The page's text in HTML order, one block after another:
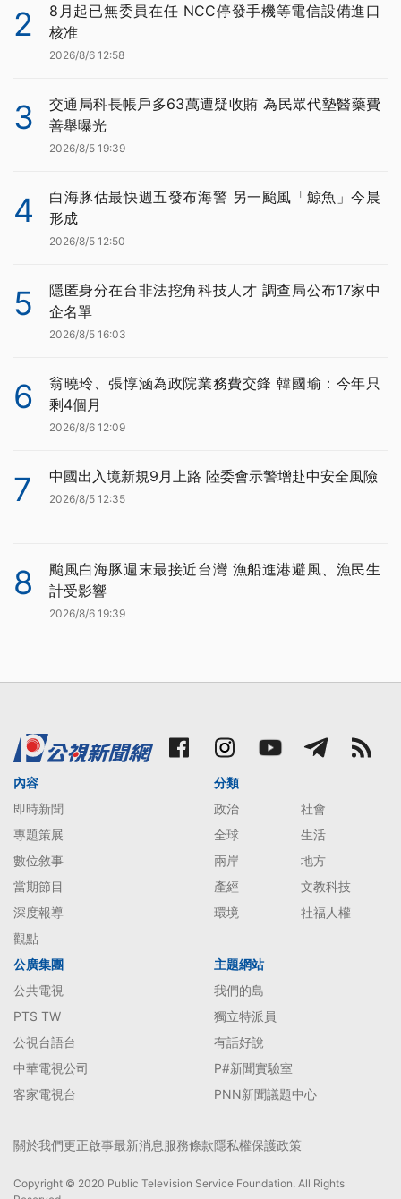
2
8月起已無委員在任 NCC停發手機等電信設備進口
核准
2026/8/6 12:58
3
交通局科長帳戶多63萬遭疑收賄 為民眾代墊醫藥費
善舉曝光
2026/8/5 19:39
4
白海豚估最快週五發布海警 另一颱風「鯨魚」今晨
形成
2026/8/5 12:50
5
隱匿身分在台非法挖角科技人才 調查局公布17家中
企名單
2026/8/5 16:03
6
翁曉玲、張惇涵為政院業務費交鋒 韓國瑜：今年只
剩4個月
2026/8/6 12:09
7 中國出入境新規9月上路 陸委會示警增赴中安全風險
2026/8/5 12:35
8
颱風白海豚週末最接近台灣 漁船進港避風、漁民生
計受影響
2026/8/6 19:39
內容
即時新聞
專題策展
數位敘事
當期節目
深度報導
觀點
分類
政治
社會
全球
生活
兩岸
地方
產經
文教科技
環境
社福人權
公廣集團
公共電視
PTS TW
公視台語台
中華電視公司
客家電視台
主題網站
我們的島
獨立特派員
有話好說
P#新聞實驗室
PNN新聞議題中心
關於我們更正啟事最新消息服務條款隱私權保護政策
Copyright © 2020 Public Television Service Foundation. All Rights